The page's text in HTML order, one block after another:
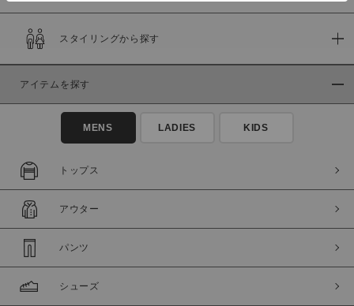
商品タイプ
通常商品
セール価格
在庫
在庫あり
スタイリングから探す
アイテムを探す
MENS LADIES KIDS
トップス
アウター
パンツ
シューズ